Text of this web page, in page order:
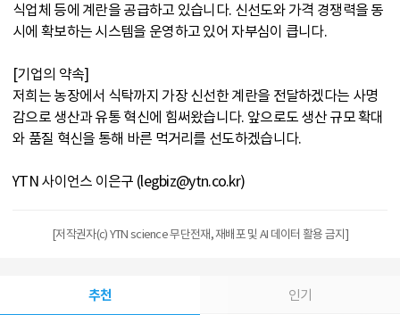
식업체 등에 계란을 공급하고 있습니다. 신선도와 가격 경쟁력을 동
시에 확보하는 시스템을 운영하고 있어 자부심이 큽니다.
[기업의 약속]
저희는 농장에서 식탁까지 가장 신선한 계란을 전달하겠다는 사명
감으로 생산과 유통 혁신에 힘써왔습니다. 앞으로도 생산 규모 확대
와 품질 혁신을 통해 바른 먹거리를 선도하겠습니다.
YTN 사이언스 이은구 (legbiz@ytn.co.kr)
[저작권자(c) YTN science 무단전재, 재배포 및 AI 데이터 활용 금지]
추천 인기